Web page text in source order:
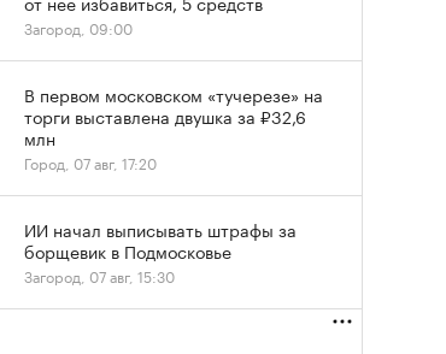
Загород, 09:00
В первом московском «тучерезе» на
торги выставлена двушка за ₽32,6
млн
Город, 07 авг, 17:20
ИИ начал выписывать штрафы за
борщевик в Подмосковье
Загород, 07 авг, 15:30